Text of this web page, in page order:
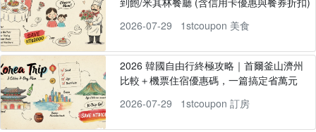
2026-07-29
1stcoupon 美食
2026 韓國自由行終極攻略｜首爾釜山濟州
比較＋機票住宿優惠碼，一篇搞定省萬元
2026-07-29
1stcoupon 訂房